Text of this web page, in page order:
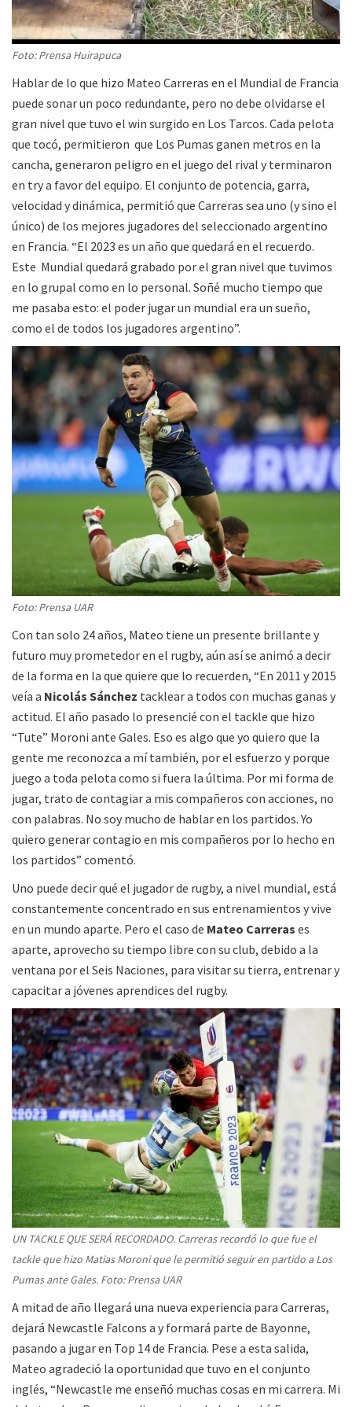
Foto: Prensa Huirapuca
Hablar de lo que hizo Mateo Carreras en el Mundial de Francia
puede sonar un poco redundante, pero no debe olvidarse el
gran nivel que tuvo el win surgido en Los Tarcos. Cada pelota
que tocó, permitieron que Los Pumas ganen metros en la
cancha, generaron peligro en el juego del rival y terminaron
en try a favor del equipo. El conjunto de potencia, garra,
velocidad y dinámica, permitió que Carreras sea uno (y sino el
único) de los mejores jugadores del seleccionado argentino
en Francia. “El 2023 es un año que quedará en el recuerdo.
Este Mundial quedará grabado por el gran nivel que tuvimos
en lo grupal como en lo personal. Soñé mucho tiempo que
me pasaba esto: el poder jugar un mundial era un sueño,
como el de todos los jugadores argentino”.
Foto: Prensa UAR
Con tan solo 24 años, Mateo tiene un presente brillante y
futuro muy prometedor en el rugby, aún así se animó a decir
de la forma en la que quiere que lo recuerden, “En 2011 y 2015
veía a Nicolás Sánchez tacklear a todos con muchas ganas y
actitud. El año pasado lo presencié con el tackle que hizo
“Tute” Moroni ante Gales. Eso es algo que yo quiero que la
gente me reconozca a mí también, por el esfuerzo y porque
juego a toda pelota como si fuera la última. Por mi forma de
jugar, trato de contagiar a mis compañeros con acciones, no
con palabras. No soy mucho de hablar en los partidos. Yo
quiero generar contagio en mis compañeros por lo hecho en
los partidos” comentó.
Uno puede decir qué el jugador de rugby, a nivel mundial, está
constantemente concentrado en sus entrenamientos y vive
en un mundo aparte. Pero el caso de Mateo Carreras es
aparte, aprovecho su tiempo libre con su club, debido a la
ventana por el Seis Naciones, para visitar su tierra, entrenar y
capacitar a jóvenes aprendices del rugby.
UN TACKLE QUE SERÁ RECORDADO. Carreras recordó lo que fue el
tackle que hizo Matias Moroni que le permitió seguir en partido a Los
Pumas ante Gales. Foto: Prensa UAR
A mitad de año llegará una nueva experiencia para Carreras,
dejará Newcastle Falcons a y formará parte de Bayonne,
pasando a jugar en Top 14 de Francia. Pese a esta salida,
Mateo agradeció la oportunidad que tuvo en el conjunto
inglés, “Newcastle me enseñó muchas cosas en mi carrera. Mi